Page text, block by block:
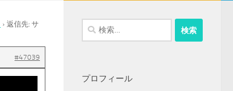
› 返信先: サ
#47039
検
索:
プロフィール